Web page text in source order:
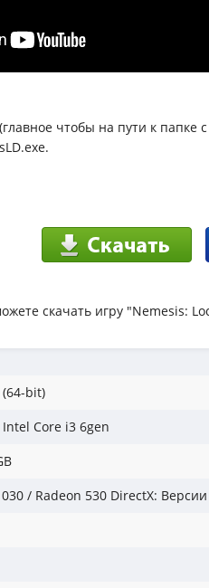
чтобы на пути к папке
скачать игру "Nemesis:
bit)
Intel Core i3 6gen
/ Radeon 530 DirectX: